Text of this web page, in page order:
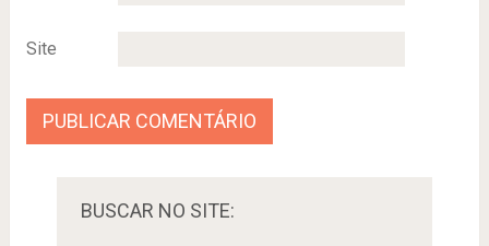
Site
BUSCAR NO SITE: